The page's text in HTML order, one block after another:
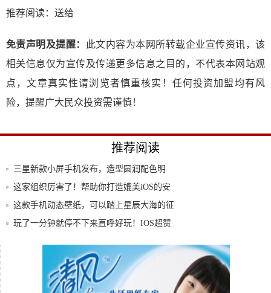
推荐阅读： 送给
免责声明及提醒：
此文内容为本网所转载企业宣传资讯，该
相关信息仅为宣传及传递更多信息之目的，不代表本网站观
点，文章真实性请浏览者慎重核实！任何投资加盟均有风
险，提醒广大民众投资需谨慎！
推荐阅读
三星新款小屏手机发布，造型圆润配色明
快，自拍
这家组织厉害了！帮助你打造媲美iOS的安
卓系
这款手机动态壁纸，可以踏上星辰大海的征
途
玩了一分钟就停不下来直呼好玩！IOS超赞
看了就中毒，女生必“剁手”的四部AI美颜全